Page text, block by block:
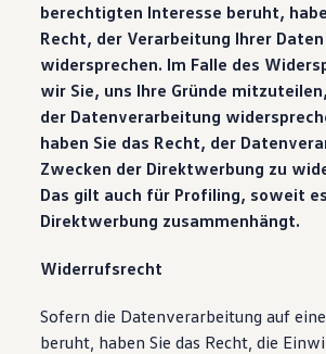
berechtigten Interesse beruht,
Recht, der Verarbeitung Ihrer Daten
widersprechen. Im Falle des
wir Sie, uns Ihre Gründe
der Datenverarbeitung
haben Sie das Recht, der
Zwecken der Direktwerbung zu
Das gilt auch für Profiling, soweit
Direktwerbung zusammenhängt.
Widerrufsrecht
Sofern die Datenverarbeitung auf
beruht, haben Sie das Recht, die